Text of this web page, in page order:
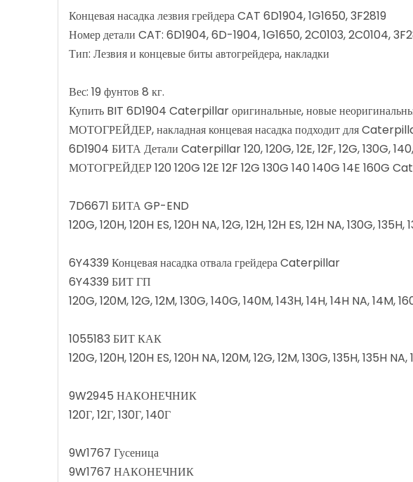
Концевая насадка лезвия грейдера CAT 6D1904, 1G1650, 3F2819
Номер детали CAT: 6D1904, 6D-1904, 1G1650, 2C0103, 2C0104,
Тип: Лезвия и концевые биты автогрейдера, накладки
Вес: 19 фунтов 8 кг.
Купить BIT 6D1904 Caterpillar оригинальные, новые неоригинальные
МОТОГРЕЙДЕР, накладная концевая насадка подходит для
6D1904 БИТА Детали Caterpillar 120, 120G, 12E, 12F, 12G, 130G,
МОТОГРЕЙДЕР 120 120G 12E 12F 12G 130G 140 140G 14E 160G
7D6671 БИТА GP-END
120G, 120H, 120H ES, 120H NA, 12G, 12H, 12H ES, 12H NA, 130G,
6Y4339 Концевая насадка отвала грейдера Caterpillar
6Y4339 БИТ ГП
120G, 120M, 12G, 12M, 130G, 140G, 140M, 143H, 14H, 14H NA, 14M,
1055183 БИТ КАК
120G, 120H, 120H ES, 120H NA, 120M, 12G, 12M, 130G, 135H, 135H
9W2945 НАКОНЕЧНИК
120Г, 12Г, 130Г, 140Г
9W1767 Гусеница
9W1767 НАКОНЕЧНИК